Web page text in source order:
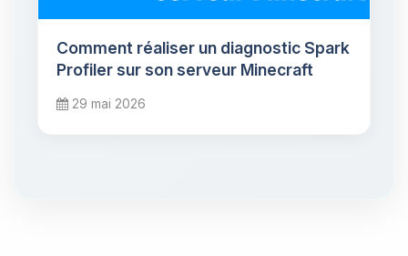
Comment réaliser un diagnostic Spark
Profiler sur son serveur Minecraft
29 mai 2026